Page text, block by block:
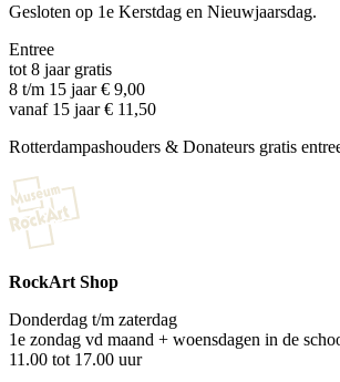
Gesloten op 1e Kerstdag en Nieuwjaarsdag.
Entree
tot 8 jaar gratis
8 t/m 15 jaar € 9,00
vanaf 15 jaar € 11,50
Rotterdampashouders & Donateurs gratis
RockArt Shop
Donderdag t/m zaterdag
1e zondag vd maand + woensdagen in de
11.00 tot 17.00 uur